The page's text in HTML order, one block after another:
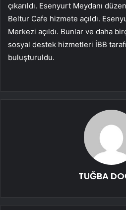
çıkarıldı. Esenyurt Meydanı
Beltur Cafe hizmete açıldı.
Merkezi açıldı. Bunlar ve daha
sosyal destek hizmetleri İBB
buluşturuldu.
TUĞBA